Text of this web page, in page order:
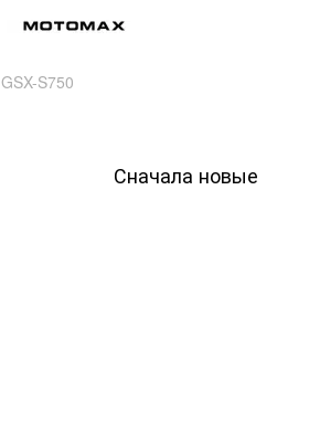
GSX-S750
Сначала новые